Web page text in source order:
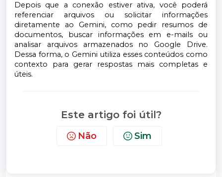
Depois que a conexão estiver ativa, você poderá
referenciar arquivos ou solicitar informações
diretamente ao Gemini, como pedir resumos de
documentos, buscar informações em e-mails ou
analisar arquivos armazenados no Google Drive.
Dessa forma, o Gemini utiliza esses conteúdos como
contexto para gerar respostas mais completas e
úteis.
Este artigo foi útil?
Não Sim